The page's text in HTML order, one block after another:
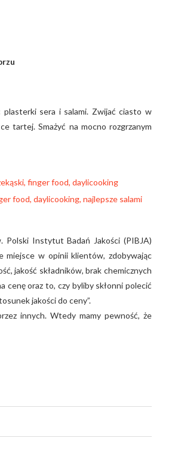
plasterki sera i salami. Zwijać ciasto w
tartej. Smażyć na mocno rozgrzanym
Polski Instytut Badań Jakości (PIBJA)
miejsce w opinii klientów, zdobywając
jakość składników, brak chemicznych
cenę oraz to, czy byliby skłonni polecić
jakości do ceny”.
innych. Wtedy mamy pewność, że